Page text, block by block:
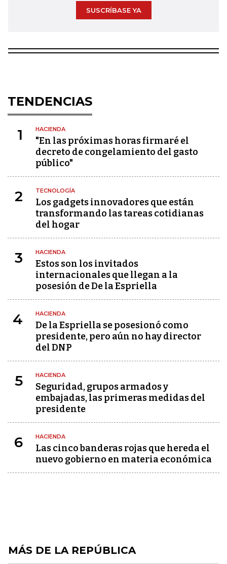
SUSCRÍBASE YA
TENDENCIAS
1 HACIENDA
"En las próximas horas firmaré el
decreto de congelamiento del gasto
público"
2 TECNOLOGÍA
Los gadgets innovadores que están
transformando las tareas cotidianas
del hogar
3 HACIENDA
Estos son los invitados
internacionales que llegan a la
posesión de De la Espriella
4 HACIENDA
De la Espriella se posesionó como
presidente, pero aún no hay director
del DNP
5 HACIENDA
Seguridad, grupos armados y
embajadas, las primeras medidas del
presidente
6 HACIENDA
Las cinco banderas rojas que hereda el
nuevo gobierno en materia económica
MÁS DE LA REPÚBLICA